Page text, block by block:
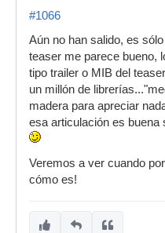
#1066
Aún no han salido, es
teaser me parece bueno,
tipo trailer o MIB del
un millón de
madera para apreciar
esa articulación es buena
Veremos a ver cuando
cómo es!